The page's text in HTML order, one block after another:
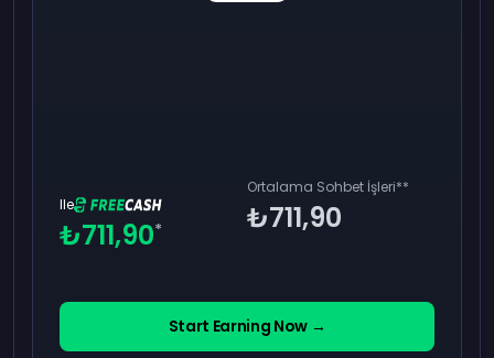
Ile
₺711,90*
Ortalama Sohbet İşleri**
₺711,90
Start Earning Now →